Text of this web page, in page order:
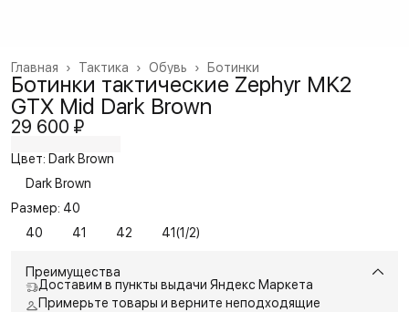
Ботинки
Обувь ›
Тактика ›
Главная ›
Ботинки тактические Zephyr MK2
GTX Mid Dark Brown
29 600 ₽
Цвет: Dark Brown
Dark Brown
Размер: 40
40
41 42 41(1/2)
Преимущества
Доставим в пункты выдачи Яндекс Маркета
Примерьте товары и верните неподходящие